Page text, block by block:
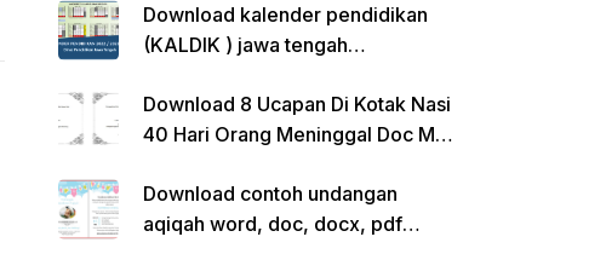
Download kalender pendidikan
(KALDIK ) jawa tengah
Download 8 Ucapan Di Kotak Nasi
40 Hari Orang Meninggal Doc Ms.
Download contoh undangan
aqiqah word, doc, docx, pdf